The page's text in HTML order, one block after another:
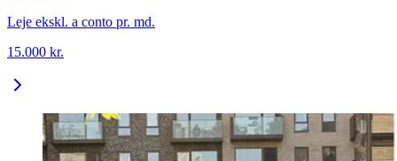
Leje ekskl. a conto pr. md.
15.000 kr.